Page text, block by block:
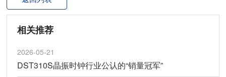
相关推荐
2026-05-21
DST310S晶振时钟行业公认的“销量冠军”